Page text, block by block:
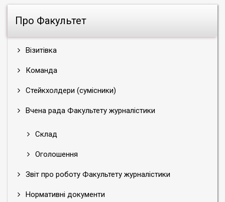
Про Факультет
Візитівка
Команда
Стейкхолдери (сумісники)
Вчена рада Факультету журналістики
Склад
Оголошення
Звіт про роботу Факультету журналістики
Нормативні документи